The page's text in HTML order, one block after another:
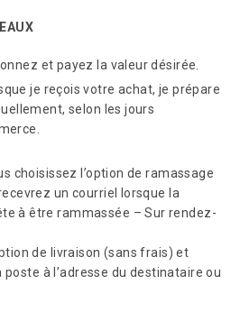
et payez la valeur désirée.
je reçois votre achat, je prépare
selon les jours
choisissez l’option de ramassage
un courriel lorsque la
à être rammassée – Sur rendez-
de livraison (sans frais) et
à l’adresse du destinataire ou